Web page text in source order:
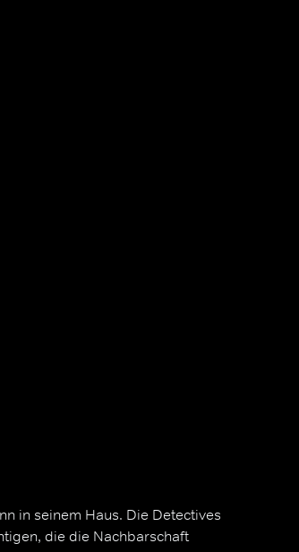
in seinem Haus. Die Detectives
die die Nachbarschaft